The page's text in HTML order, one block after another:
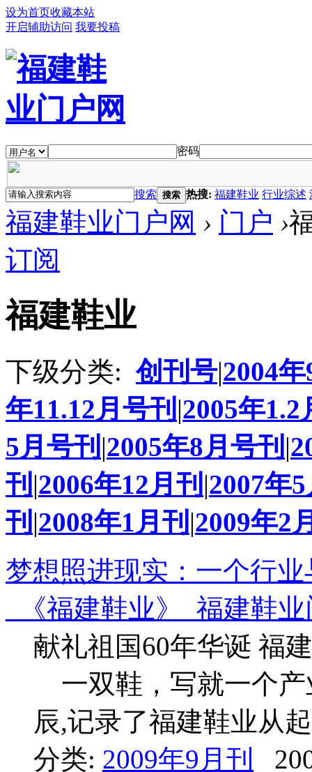
设为首页收藏本站
开启辅助访问 我要投稿
密码
搜索 搜索 热搜: 福建鞋业 行业综述
福建鞋业门户网 › 门户 ›
订阅
福建鞋业
下级分类:创刊号|2004
年11.12月号刊 |2005年1.2
5月号刊 |2005年8月号刊 |
刊 |2006年12月刊 |2007年
刊 |2008年1月刊 |2009年2
梦想照进现实：一个行
_《福建鞋业》_福建鞋
献礼祖国60年华诞 福
一双鞋，写就一个产
辰,记录了福建鞋业从
分类: 2009年9月刊